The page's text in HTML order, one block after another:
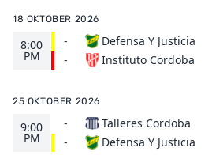
18 OKTOBER 2026
8:00
PM
-
-
Defensa Y Justicia
Instituto Cordoba
25 OKTOBER 2026
9:00
PM
-
-
Talleres Cordoba
Defensa Y Justicia